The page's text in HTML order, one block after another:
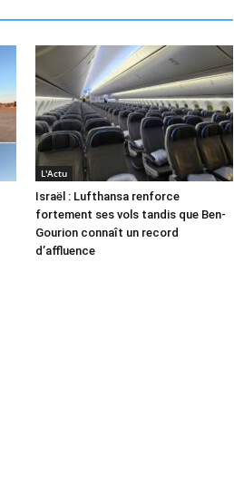
L'Actu
Israël : Lufthansa renforce
fortement ses vols tandis que Ben-
Gourion connaît un record
d’affluence